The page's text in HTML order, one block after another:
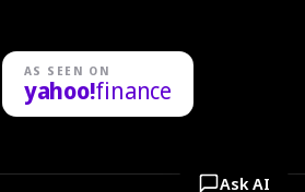
AS SEEN ON
yahoo!finance
Ask AI